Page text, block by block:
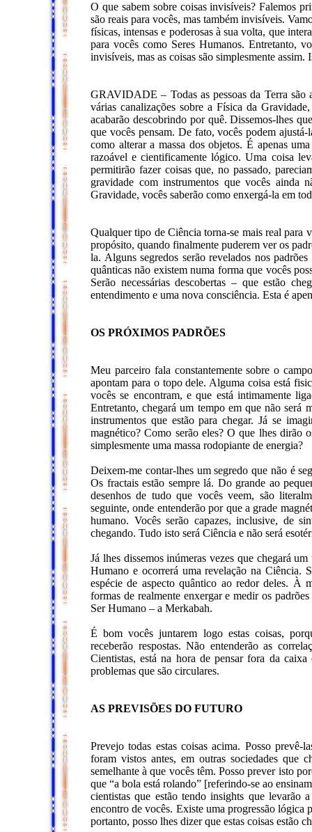
O que sabem sobre coisas invisíveis? Falemos
são reais para vocês, mas também invisíveis.
físicas, intensas e poderosas à sua volta, que
para vocês como Seres Humanos. Entretanto,
invisíveis, mas as coisas são simplesmente assim.
GRAVIDADE – Todas as pessoas da Terra são
várias canalizações sobre a Física da
acabarão descobrindo por quê. Dissemos-lhes
que vocês pensam. De fato, vocês podem
como alterar a massa dos objetos. É apenas
razoável e cientificamente lógico. Uma coisa
permitirão fazer coisas que, no passado,
gravidade com instrumentos que vocês ainda
Gravidade, vocês saberão como enxergá-la em
Qualquer tipo de Ciência torna-se mais real para
propósito, quando finalmente puderem ver os
la. Alguns segredos serão revelados nos
quânticas não existem numa forma que vocês
Serão necessárias descobertas – que estão
entendimento e uma nova consciência. Esta é
OS PRÓXIMOS PADRÕES
Meu parceiro fala constantemente sobre o
apontam para o topo dele. Alguma coisa está
vocês se encontram, e que está intimamente
Entretanto, chegará um tempo em que não será
instrumentos que estão para chegar. Já se
magnético? Como serão eles? O que lhes dirão
simplesmente uma massa rodopiante de energia?
Deixem-me contar-lhes um segredo que não é
Os fractais estão sempre lá. Do grande ao
desenhos de tudo que vocês veem, são
seguinte, onde entenderão por que a grade
humano. Vocês serão capazes, inclusive, de
chegando. Tudo isto será Ciência e não será
Já lhes dissemos inúmeras vezes que chegará
Humano e ocorrerá uma revelação na Ciência.
espécie de aspecto quântico ao redor deles. À
formas de realmente enxergar e medir os
Ser Humano – a Merkabah.
É bom vocês juntarem logo estas coisas,
receberão respostas. Não entenderão as
Cientistas, está na hora de pensar fora da
problemas que são circulares.
AS PREVISÕES DO FUTURO
Prevejo todas estas coisas acima. Posso prevê-
foram vistos antes, em outras sociedades que
semelhante à que vocês têm. Posso prever isto
que “a bola está rolando” [referindo-se ao
cientistas que estão tendo insights que levarão
encontro de vocês. Existe uma progressão lógica
portanto, posso lhes dizer que estas coisas estão